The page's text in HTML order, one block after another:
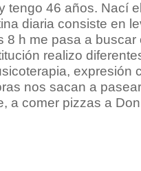
tengo 46 años. Nací
diaria consiste en
8 h me pasa a
realizo
expresión
nos sacan a
a comer pizzas a